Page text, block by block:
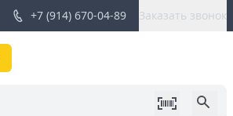
+7 (914) 670-04-89 Заказать звонок